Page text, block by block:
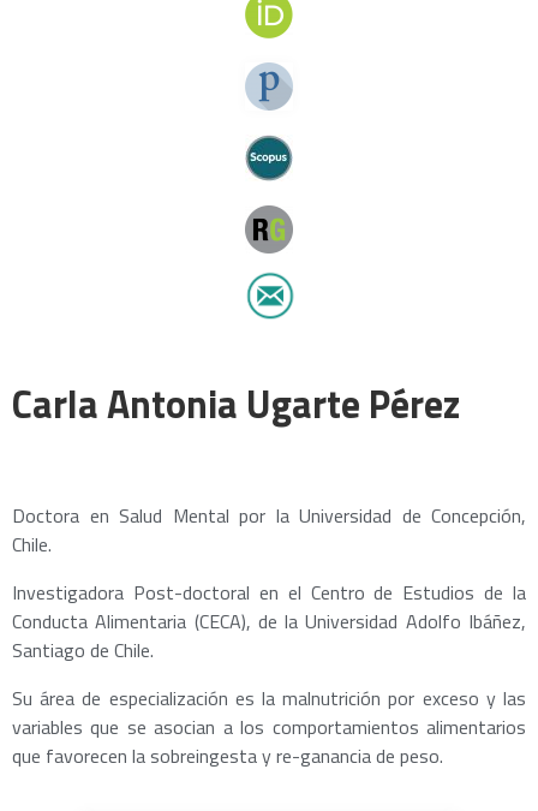
Carla Antonia Ugarte Pérez
Doctora en Salud Mental por la Universidad de Concepción,
Chile.
Investigadora Post-doctoral en el Centro de Estudios de la
Conducta Alimentaria (CECA), de la Universidad Adolfo Ibáñez,
Santiago de Chile.
Su área de especialización es la malnutrición por exceso y las
variables que se asocian a los comportamientos alimentarios
que favorecen la sobreingesta y re-ganancia de peso.